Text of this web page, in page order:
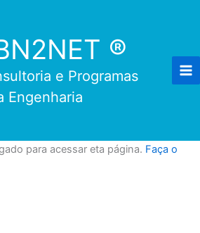
®
e Programas
Engenharia
para acessar eta página. Faça o